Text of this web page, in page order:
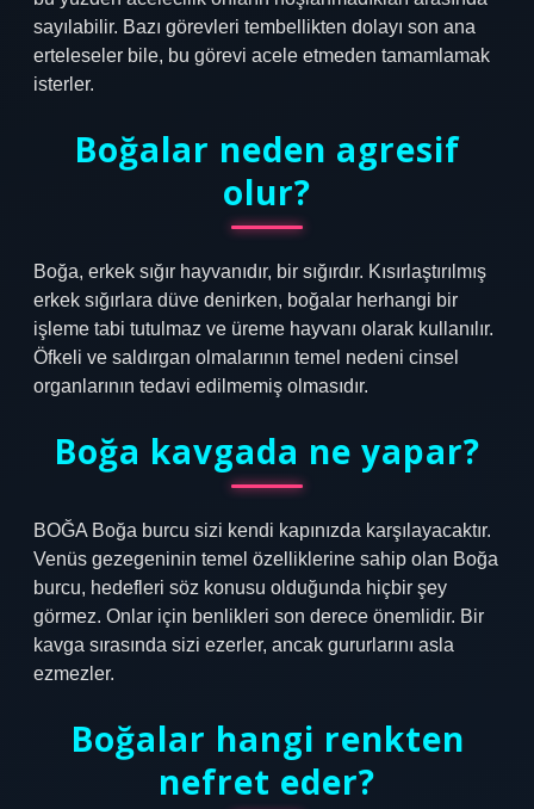
sayılabilir. Bazı görevleri tembellikten dolayı son ana
erteleseler bile, bu görevi acele etmeden tamamlamak
isterler.
Boğalar neden agresif
olur?
Boğa, erkek sığır hayvanıdır, bir sığırdır. Kısırlaştırılmış
erkek sığırlara düve denirken, boğalar herhangi bir
işleme tabi tutulmaz ve üreme hayvanı olarak kullanılır.
Öfkeli ve saldırgan olmalarının temel nedeni cinsel
organlarının tedavi edilmemiş olmasıdır.
Boğa kavgada ne yapar?
BOĞA Boğa burcu sizi kendi kapınızda karşılayacaktır.
Venüs gezegeninin temel özelliklerine sahip olan Boğa
burcu, hedefleri söz konusu olduğunda hiçbir şey
görmez. Onlar için benlikleri son derece önemlidir. Bir
kavga sırasında sizi ezerler, ancak gururlarını asla
ezmezler.
Boğalar hangi renkten
nefret eder?